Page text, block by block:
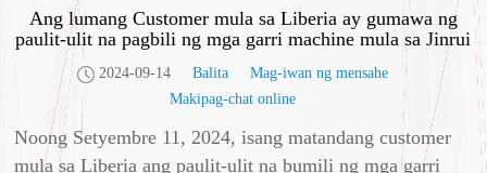
Ang lumang Customer mula sa Liberia ay gumawa ng
paulit-ulit na pagbili ng mga garri machine mula sa Jinrui
2024-09-14 Balita
Mag-iwan ng mensahe
Makipag-chat online
Noong Setyembre 11, 2024, isang matandang customer
mula sa Liberia ang paulit-ulit na bumili ng mga garri